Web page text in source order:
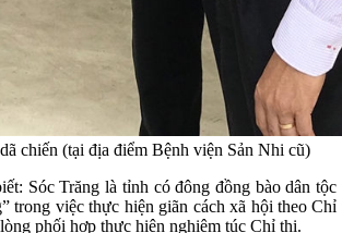
chiến (tại địa điểm Bệnh viện Sản Nhi cũ)
Sóc Trăng là tỉnh có đông đồng bào dân
việc thực hiện giãn cách xã hội theo
phối hợp thực hiện nghiêm túc Chỉ thị.